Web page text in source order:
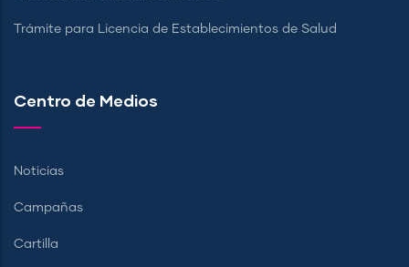
Trámite para Licencia de Establecimientos de Salud
Centro de Medios
Noticias
Campañas
Cartilla